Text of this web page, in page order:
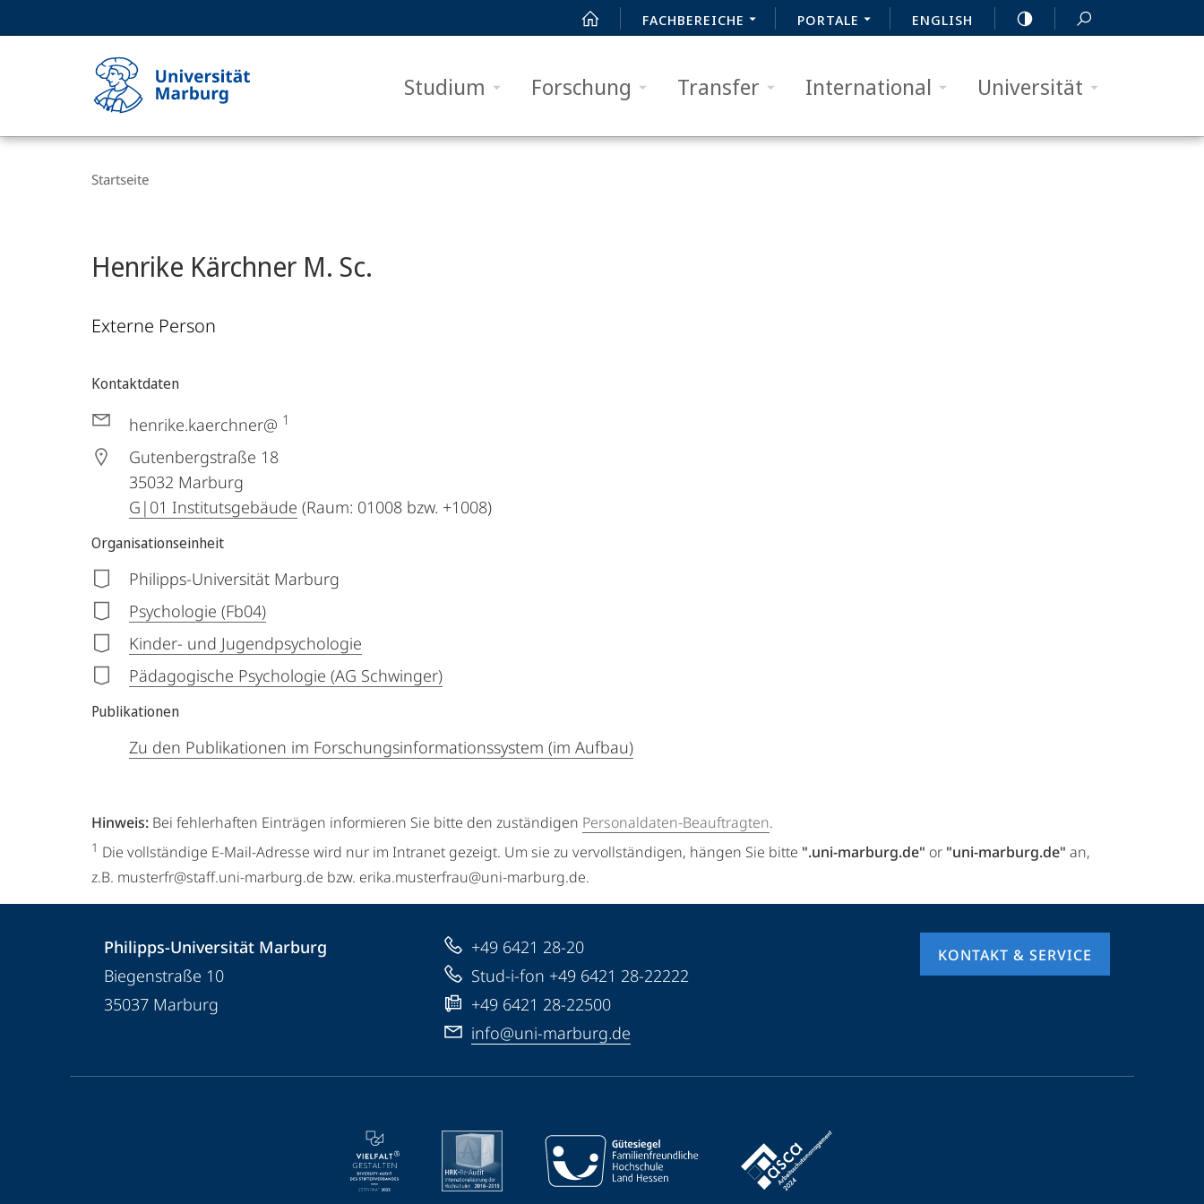
FACHBEREICHE PORTALE ENGLISH
Studium Forschung Transfer International Universität
Philipps-
Marburg
Navigation
Startseite
Henrike Kärchner M. Sc.
Externe Person
Kontaktdaten
henrike.kaerchner@ 1
Gutenbergstraße 18
35032 Marburg
G|01 Institutsgebäude (Raum: 01008 bzw. +1008)
Organisationseinheit
Philipps-Universität Marburg
Psychologie (Fb04)
Kinder- und Jugendpsychologie
Pädagogische Psychologie (AG Schwinger)
Publikationen
Zu den Publikationen im Forschungsinformationssystem (im Aufbau)
Hinweis: Bei fehlerhaften Einträgen informieren Sie bitte den zuständigen Personaldaten-Beauftragten.
1 Die vollständige E-Mail-Adresse wird nur im Intranet gezeigt. Um sie zu vervollständigen, hängen Sie bitte ".uni-marburg.de" or "uni-marburg.de" an,
z.B. musterfr@staff.uni-marburg.de bzw. erika.musterfrau@uni-marburg.de.
Informationen
Kontaktinformationen
Philipps-
Universität
Philipps-Universität Marburg
Biegenstraße 10
35037 Marburg
+49 6421 28-20
Stud-i-fon +49 6421 28-22222
+49 6421 28-22500
info@uni-marburg.de
KONTAKT & SERVICE